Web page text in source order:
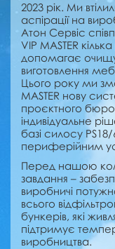
2023 рік. Ми
аспірації на
Атон Сервіс
VIP MASTER
допомагає
виготовлення
Цього року ми
MASTER нову
проєктного
індивідуальне
базі силосу PS18/
периферійним
Перед нашою
завдання –
виробничі
всього
бункерів, які
підтримує
виробництва.